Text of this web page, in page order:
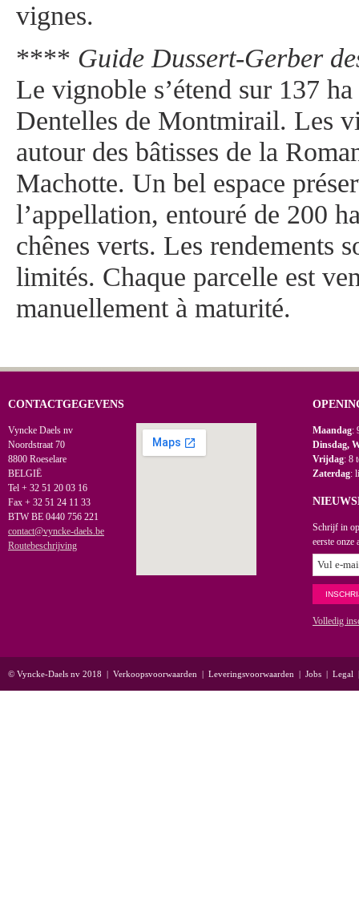
vignes.
**** Guide Dussert-Gerber
Le vignoble s’étend sur 137
Dentelles de Montmirail. Les
autour des bâtisses de la
Machotte. Un bel espace
l’appellation, entouré de 200
chênes verts. Les rendements
limités. Chaque parcelle est
manuellement à maturité.
CONTACTGEGEVENS
Vyncke Daels nv
Noordstraat 70
8800 Roeselare
BELGIË
Tel + 32 51 20 03 16
Fax + 32 51 24 11 33
BTW BE 0440 756 221
contact@vyncke-daels.be
Routebeschrijving
Maandag:
Dinsdag,
Vrijdag: 8
Zaterdag:
Schrijf in
eerste onze
Volledig
© Vyncke-Daels nv 2018 | Verkoopsvoorwaarden | Leveringsvoorwaarden | Jobs | Legal